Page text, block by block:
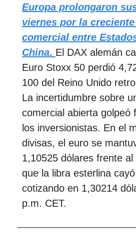
Europa prolongaron
viernes por la
comercial entre
China. El DAX alemán
Euro Stoxx 50 perdió
100 del Reino Unido
La incertidumbre sobre
comercial abierta golpeó
los inversionistas. En el
divisas, el euro se
1,10525 dólares frente
que la libra esterlina
cotizando en 1,30214
p.m. CET.